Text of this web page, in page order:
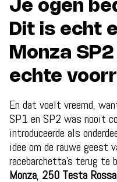
Je ogen
Dit is echt
Monza
echte
En dat voelt vreemd,
SP1 en SP2 was nooit
introduceerde als
idee om de rauwe geest
racebarchetta’s terug te
Monza, 250 Testa Rossa